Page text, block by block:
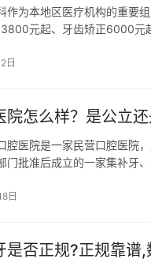
作为本地区医疗机构的重要
元起、牙齿矫正6000元
日
怎么样？是公立还
腔医院是一家民营口腔医院
门批准后成立的一家集补牙
日
是否正规?正规靠